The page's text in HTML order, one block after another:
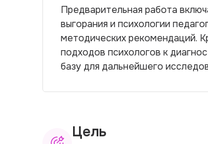
Предварительная работа
выгорания и психологии
методических рекомендаций.
подходов психологов к
базу для дальнейшего
Цель